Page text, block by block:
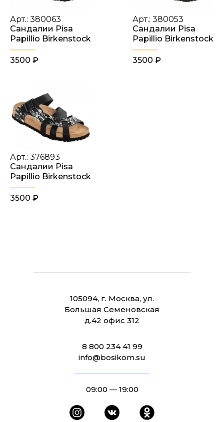
Арт.: 380063
Сандалии Pisa
Papillio Birkenstock
3500 ₽
Арт.: 380053
Сандалии Pisa
Papillio Birkenstock
3500 ₽
Арт.: 376893
Сандалии Pisa
Papillio Birkenstock
3500 ₽
105094, г. Москва, ул.
Большая Семеновская
д.42 офис 312
8 800 234 41 99
info@bosikom.su
09:00 — 19:00